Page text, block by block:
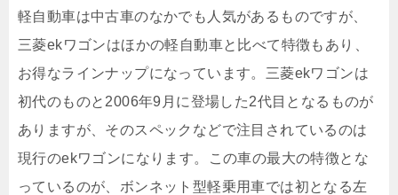
軽自動車は中古車のなかでも人気があるものですが、
三菱ekワゴンはほかの軽自動車と比べて特徴もあり、
お得なラインナップになっています。三菱ekワゴンは
初代のものと2006年9月に登場した2代目となるものが
ありますが、そのスペックなどで注目されているのは
現行のekワゴンになります。この車の最大の特徴とな
っているのが、ボンネット型軽乗用車では初となる左